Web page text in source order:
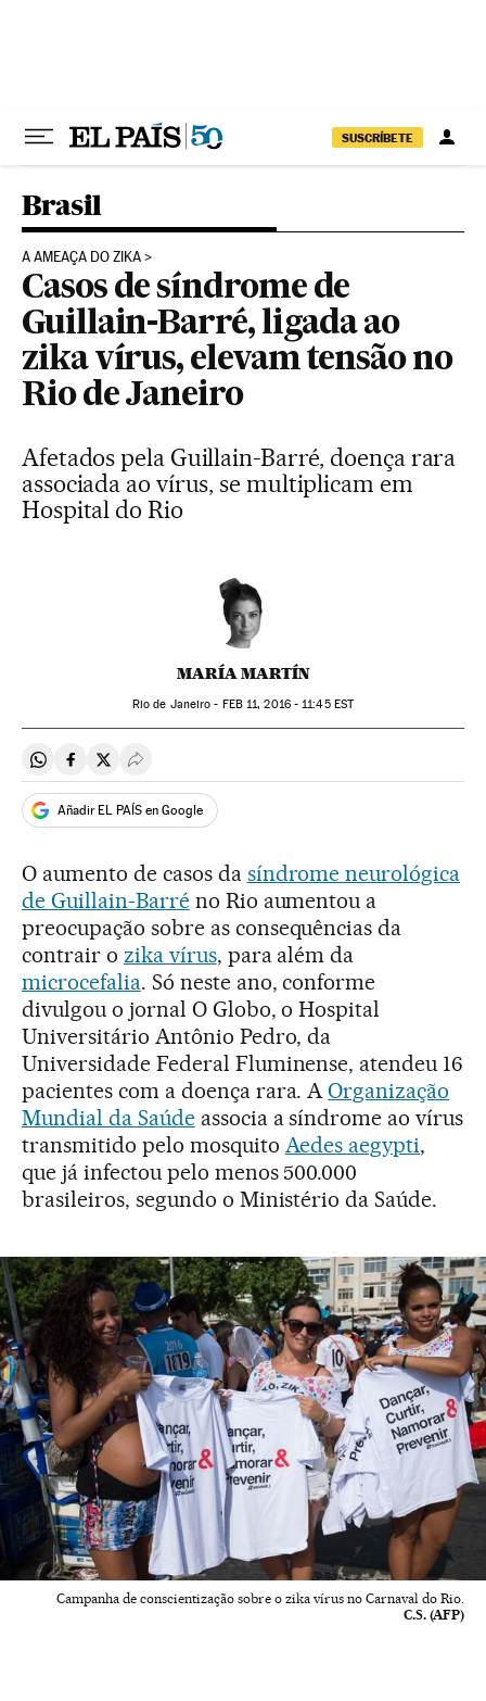
SUSCRÍBETE
Brasil
A AMEAÇA DO ZIKA
Casos de síndrome de
Guillain-Barré, ligada ao
zika vírus, elevam tensão no
Rio de Janeiro
Afetados pela Guillain-Barré, doença rara
associada ao vírus, se multiplicam em
Hospital do Rio
MARÍA MARTÍN
Rio de Janeiro - FEB11, 2016 - 11:45EST
Compartir en Whatsapp
Compartir en Facebook
Compartir en Twitter
Desplegar Redes Sociales
Añadir EL PAÍS en Google
O aumento de casos da síndrome neurológica
de Guillain-Barréno Rio aumentou a
preocupação sobre as consequências da
contrair o zika vírus, para além da
microcefalia. Só neste ano, conforme
divulgou o jornal O Globo, o Hospital
Universitário Antônio Pedro, da
Universidade Federal Fluminense, atendeu 16
pacientes com a doença rara. A Organização
Mundial da Saúdeassocia a síndrome ao vírus
transmitido pelo mosquito Aedes aegypti,
que já infectou pelo menos 500.000
brasileiros, segundo o Ministério da Saúde.
Campanha de conscientização sobre o zika vírus no Carnaval do Rio.
C.S. (AFP)